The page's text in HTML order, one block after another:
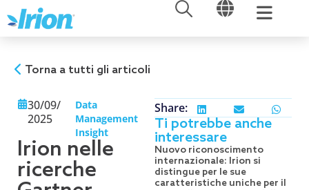
al
contenuto
APRI APRI
Torna a tutti gli articoli
30/09/
2025
Data
Management
Insight
Irion nelle
ricerche
Share:
Ti potrebbe anche
interessare
Nuovo riconoscimento
internazionale: Irion si
distingue per le sue
caratteristiche uniche per il